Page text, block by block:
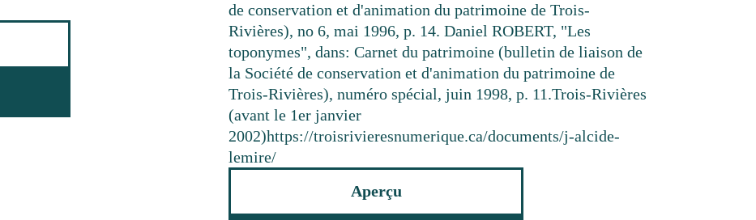
de conservation et d'animation du patrimoine de Trois-
Rivières), no 6, mai 1996, p. 14. Daniel ROBERT, "Les
toponymes", dans: Carnet du patrimoine (bulletin de liaison de
la Société de conservation et d'animation du patrimoine de
Trois-Rivières), numéro spécial, juin 1998, p. 11.Trois-Rivières
(avant le 1er janvier
2002)https://troisrivieresnumerique.ca/documents/j-alcide-
lemire/
Aperçu